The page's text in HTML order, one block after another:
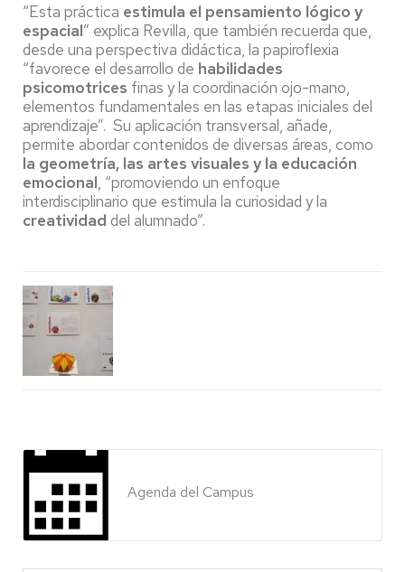
“Esta práctica estimula el pensamiento lógico y
espacial” explica Revilla, que también recuerda que,
desde una perspectiva didáctica, la papiroflexia
“favorece el desarrollo de habilidades
psicomotrices finas y la coordinación ojo-mano,
elementos fundamentales en las etapas iniciales del
aprendizaje”. Su aplicación transversal, añade,
permite abordar contenidos de diversas áreas, como
la geometría, las artes visuales y la educación
emocional, “promoviendo un enfoque
interdisciplinario que estimula la curiosidad y la
creatividad del alumnado”.
Agenda del Campus